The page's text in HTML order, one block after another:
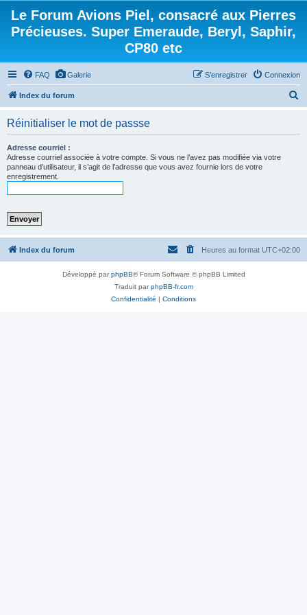
Le Forum Avions Piel, consacré aux Pierres
Précieuses. Super Emeraude, Beryl, Saphir,
CP80 etc
FAQ Galerie Connexion
S’enregistrer
Index du forum
Réinitialiser le mot de passse
Adresse courriel :
Adresse courriel associée à votre compte. Si vous ne l’avez pas modifiée via votre
panneau d’utilisateur, il s’agit de l’adresse que vous avez fournie lors de votre
enregistrement.
Index du forum Heures au format UTC+02:00
Développé parphpBB® Forum Software © phpBB Limited
Traduit parphpBB-fr.com
Confidentialité | Conditions